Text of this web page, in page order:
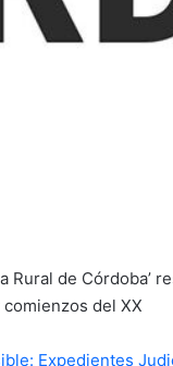
Rural de Córdoba’
del XX
Expedientes